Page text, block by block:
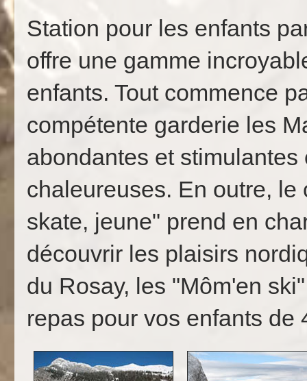
Station pour les enfants
offre une gamme
enfants. Tout commence
compétente garderie les
abondantes et
chaleureuses. En outre,
skate, jeune" prend en
découvrir les plaisirs
du Rosay, les "Môm'en
repas pour vos enfants de